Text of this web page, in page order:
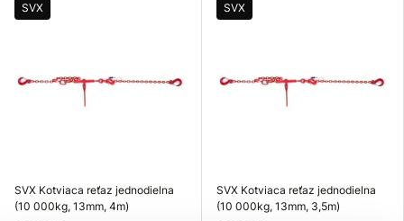
SVX
SVX Kotviaca reťaz jednodielna
(10 000kg, 13mm, 4m)
SVX
SVX Kotviaca reťaz jednodielna
(10 000kg, 13mm, 3,5m)